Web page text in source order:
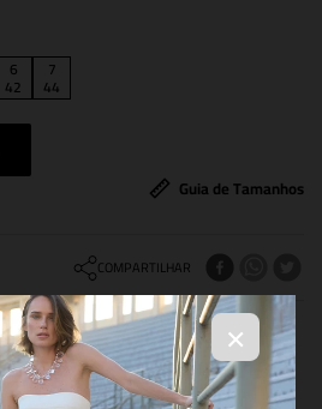
×
6
42
7
44
Guia de Tamanhos
COMPARTILHAR